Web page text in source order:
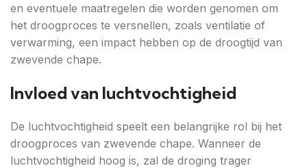
en eventuele maatregelen die worden genomen om
het droogproces te versnellen, zoals ventilatie of
verwarming, een impact hebben op de droogtijd van
zwevende chape.
Invloed van luchtvochtigheid
De luchtvochtigheid speelt een belangrijke rol bij het
droogproces van zwevende chape. Wanneer de
luchtvochtigheid hoog is, zal de droging trager